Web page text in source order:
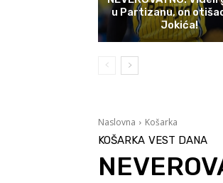
u Partizanu, on
Jokića!